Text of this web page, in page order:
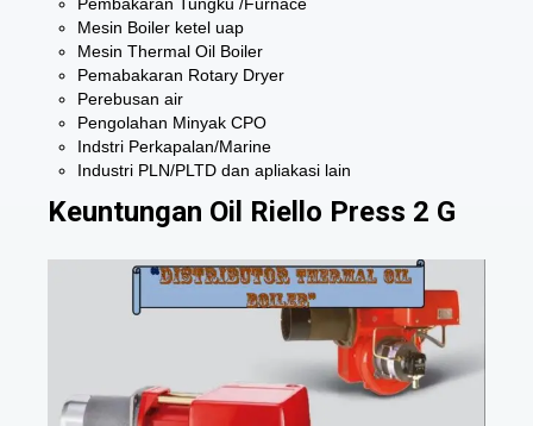
Mesin Boiler ketel uap
Mesin Thermal Oil Boiler
Pemabakaran Rotary Dryer
Perebusan air
Pengolahan Minyak CPO
Indstri Perkapalan/Marine
Industri PLN/PLTD dan apliakasi lain
Keuntungan Oil Riello Press 2 G